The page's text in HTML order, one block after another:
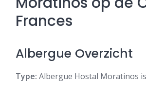
Frances
Albergue Overzicht
Type: Albergue Hostal Moratinos